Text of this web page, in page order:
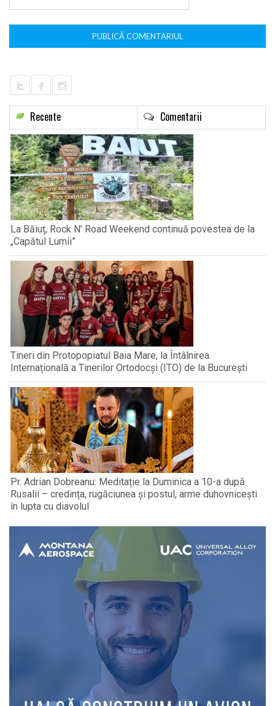
Recente Comentarii
La Băiuț, Rock N’ Road Weekend continuă povestea de la
„Capătul Lumii”
Tineri din Protopopiatul Baia Mare, la Întâlnirea
Internațională a Tinerilor Ortodocși (ITO) de la București
Pr. Adrian Dobreanu: Meditație la Duminica a 10-a după
Rusalii – credința, rugăciunea și postul, arme duhovnicești
în lupta cu diavolul